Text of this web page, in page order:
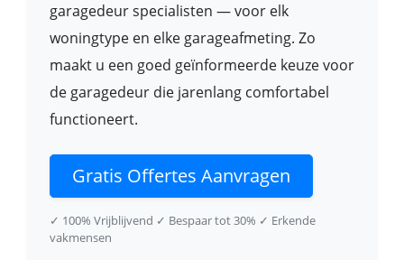
garagedeur specialisten — voor elk
woningtype en elke garageafmeting. Zo
maakt u een goed geïnformeerde keuze voor
de garagedeur die jarenlang comfortabel
functioneert.
Gratis Offertes Aanvragen
✓ 100% Vrijblijvend ✓ Bespaar tot 30% ✓ Erkende
vakmensen